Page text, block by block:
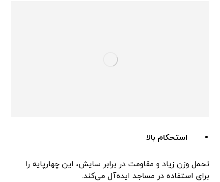
استحکام بالا
تحمل وزن زیاد و مقاومت در برابر سایش، این چهارپایه را
برای استفاده در مساجد ایده‌آل می‌کند.